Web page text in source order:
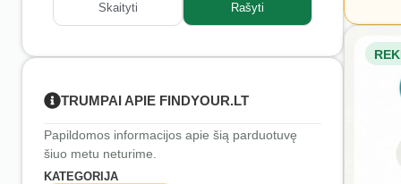
Skaityti Rašyti
TRUMPAI APIE FINDYOUR.LT
Papildomos informacijos apie šią parduotuvę
šiuo metu neturime.
KATEGORIJA